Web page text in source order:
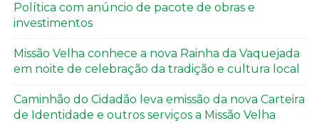
Política com anúncio de pacote de obras e
investimentos
Missão Velha conhece a nova Rainha da Vaquejada
em noite de celebração da tradição e cultura local
Caminhão do Cidadão leva emissão da nova Carteira
de Identidade e outros serviços a Missão Velha